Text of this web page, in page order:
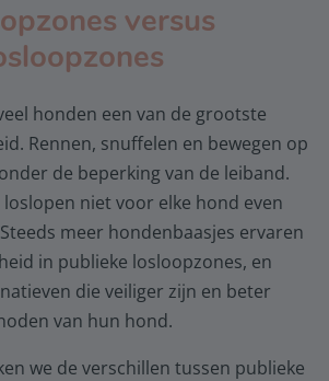
versus
honden een van de grootste
Rennen, snuffelen en bewegen op
de beperking van de leiband.
niet voor elke hond even
meer hondenbaasjes ervaren
in publieke losloopzones, en
die veiliger zijn en beter
van hun hond.
we de verschillen tussen publieke